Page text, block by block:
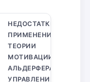
НЕДОСТАТКИ
ПРИМЕНЕНИЯ
ТЕОРИИ
МОТИВАЦИИ
АЛЬДЕРФЕРА В
УПРАВЛЕНИИ